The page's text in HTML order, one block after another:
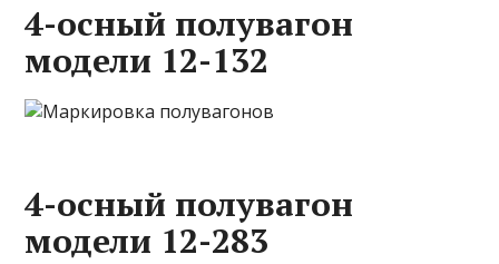
4-осный полувагон
модели 12-132
4-осный полувагон
модели 12-283